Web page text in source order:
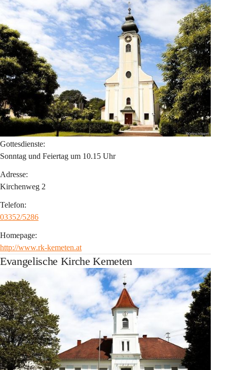
Gottesdienste:
Sonntag und Feiertag um 10.15 Uhr
Adresse:
Kirchenweg 2
Telefon:
03352/5286
Homepage:
http://www.rk-kemeten.at
Evangelische Kirche Kemeten